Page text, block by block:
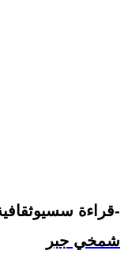
قراءة سسيوثقافية في رواية -شبح نصفي-
شمخي جبر